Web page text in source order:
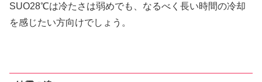
SUO28℃は冷たさは弱めでも、なるべく長い時間の冷却
を感じたい方向けでしょう。